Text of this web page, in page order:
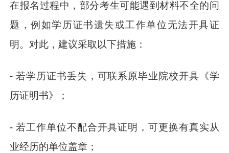
在报名过程中，部分考生可能遇到材料不全的问
题，例如学历证书遗失或工作单位无法开具证
明。对此，建议采取以下措施：
- 若学历证书丢失，可联系原毕业院校开具《学
历证明书》；
- 若工作单位不配合开具证明，可更换有真实从
业经历的单位盖章；